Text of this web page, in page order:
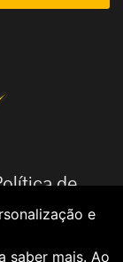
de
|Aviso
|
e
saber mais. Ao